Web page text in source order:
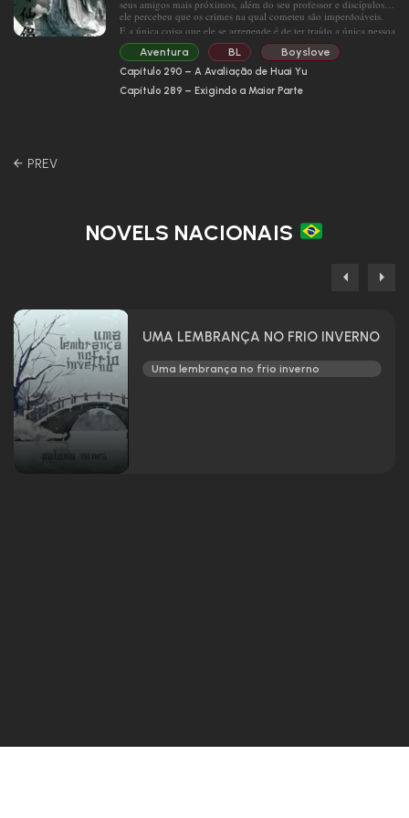
— Porque conheci uma pessoa. — respondeu Yan Hao.
—
—
Tags: Reencarnação, Intergaláctico, Superação Pessoal, Doce
Personagens principais: Yan Hao (晏暠), Sheng Heng (盛恒)
Outros: 1v1 (corpo e mente)
Ele nunca havia dado à luz uma criança. Como ele saberia?
“Meu Liang não me ama mais. Eu me sinto triste! E eu quero
chorar!”
seus amigos mais próximos, além do seu professor e discípulos,
ele percebeu que os crimes na qual cometeu são imperdoáveis.
E a única coisa que ele se arrepende é de ter traído a única pessoa
que lhe tratou com sinceridade e esta pessoa é Yan Tianhen.
Depois de ter sofrido muito ele volta do inferno e passa a ter uma
segunda oportunidade de renascimento, após isso Lin Xuanzhi
jurou amar essa pessoa que ele havia traído em sua vida passada.
(todos os créditos vão para dmlations, eu só as disponibilizo em
português, com permissão).
Aventura BL Boyslove
Capítulo 290 – A Avaliação de Huai Yu
Capítulo 289 – Exigindo a Maior Parte
Navegação
NOVELS NACIONAIS
UMA LEMBRANÇA NO FRIO INVERNO
Uma lembrança no frio inverno